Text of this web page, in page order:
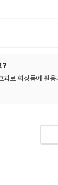
?
로 화장품에 활